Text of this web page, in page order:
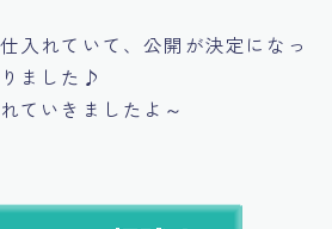
入れていて、公開が決定になっ
ました♪
ていきましたよ～